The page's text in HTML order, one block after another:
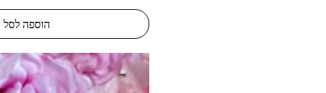
הוספה לסל